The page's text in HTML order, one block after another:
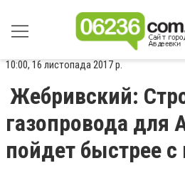
10:00, 16 листопада 2017 р.
Жебривский:
газопровода для
пойдет быстрее